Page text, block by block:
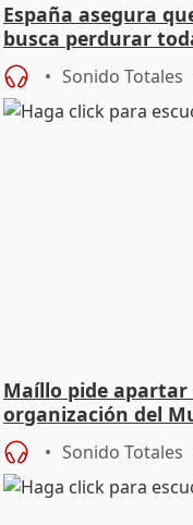
España asegura
busca perdurar
Sonido Totales
Maíllo pide apartar
organización del
Sonido Totales